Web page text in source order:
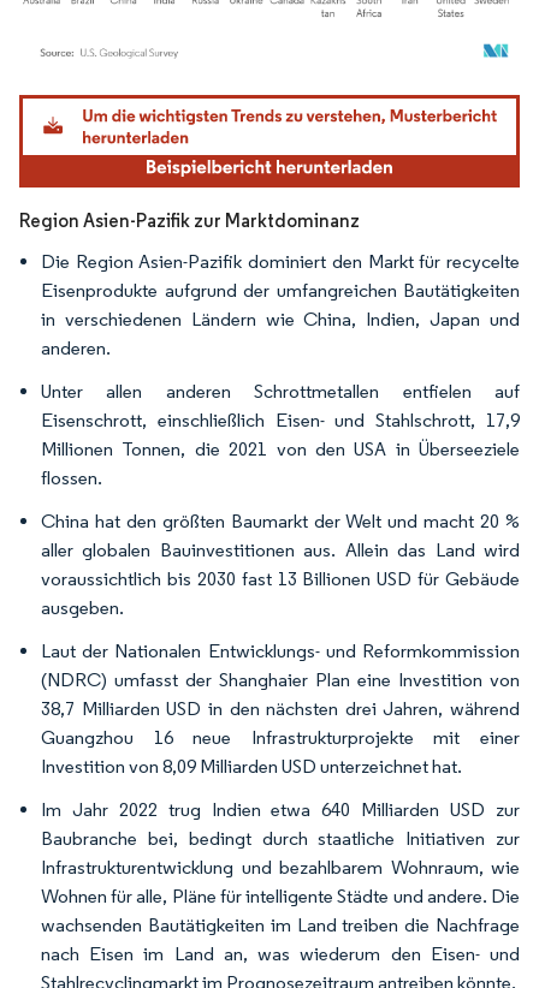
Bild © Mordor Intelligence. Wiederverwendung erfordert Namensnennung gemäß
Region Asien-Pazifik zur Marktdominanz
Die Region Asien-Pazifik dominiert den Markt für recycelte
Eisenprodukte aufgrund der umfangreichen Bautätigkeiten
in verschiedenen Ländern wie China, Indien, Japan und
anderen.
Unter allen anderen Schrottmetallen entfielen auf
Eisenschrott, einschließlich Eisen- und Stahlschrott, 17,9
Millionen Tonnen, die 2021 von den USA in Überseeziele
flossen.
China hat den größten Baumarkt der Welt und macht 20 %
aller globalen Bauinvestitionen aus. Allein das Land wird
voraussichtlich bis 2030 fast 13 Billionen USD für Gebäude
ausgeben.
Laut der Nationalen Entwicklungs- und Reformkommission
(NDRC) umfasst der Shanghaier Plan eine Investition von
38,7 Milliarden USD in den nächsten drei Jahren, während
Guangzhou 16 neue Infrastrukturprojekte mit einer
Investition von 8,09 Milliarden USD unterzeichnet hat.
Im Jahr 2022 trug Indien etwa 640 Milliarden USD zur
Baubranche bei, bedingt durch staatliche Initiativen zur
Infrastrukturentwicklung und bezahlbarem Wohnraum, wie
Wohnen für alle, Pläne für intelligente Städte und andere. Die
wachsenden Bautätigkeiten im Land treiben die Nachfrage
nach Eisen im Land an, was wiederum den Eisen- und
Stahlrecyclingmarkt im Prognosezeitraum antreiben könnte.